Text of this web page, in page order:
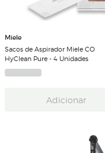
Miele
Sacos de Aspirador Miele CO
HyClean Pure - 4 Unidades
Adicionar